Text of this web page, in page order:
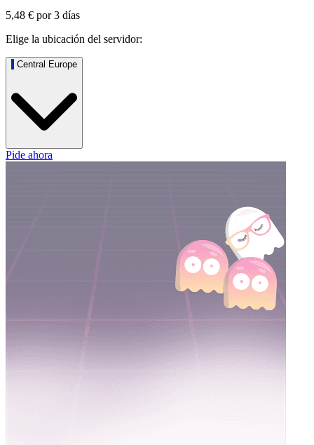
5,48 € por3 días
Elige la ubicación del servidor:
Central Europe
Pide ahora